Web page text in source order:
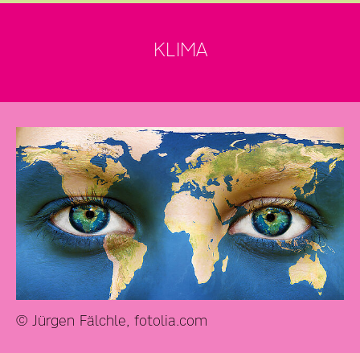
KLIMA
© Jürgen Fälchle, fotolia.com